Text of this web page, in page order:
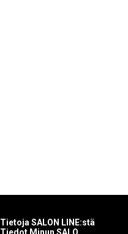
Tietoja SALON LINE:stä